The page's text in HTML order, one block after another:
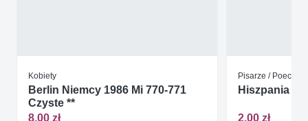
Kobiety
Berlin Niemcy 1986 Mi 770-771
Czyste **
8,00 zł
Pisarze / Poeci
Hiszpania
2,00 zł